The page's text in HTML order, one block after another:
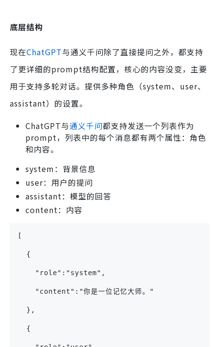
底层结构
现在ChatGPT与通义千问除了直接提问之外，都支持
了更详细的prompt结构配置，核心的内容没变，主要
用于支持多轮对话。提供多种角色（system、user、
assistant）的设置。
ChatGPT与通义千问都支持发送一个列表作为
prompt，列表中的每个消息都有两个属性：角色
和内容。
system：背景信息
user：用户的提问
assistant：模型的回答
content：内容
[
  {
    "role":"system",
    "content":"你是一位记忆大师。"
  },
  {